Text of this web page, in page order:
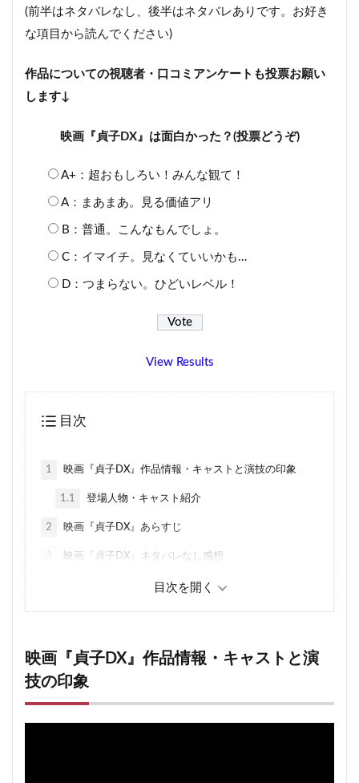
(前半はネタバレなし、後半はネタバレありです。お好き
な項目から読んでください)
作品についての視聴者・口コミアンケートも投票お願い
します↓
映画『貞子DX』は面白かった？(投票どうぞ)
A+：超おもしろい！みんな観て！
A：まあまあ。見る価値アリ
B：普通。こんなもんでしょ。
C：イマイチ。見なくていいかも…
D：つまらない。ひどいレベル！
View Results
目次
1 映画『貞子DX』作品情報・キャストと演技の印象
1.1 登場人物・キャスト紹介
2 映画『貞子DX』あらすじ
映画『貞子DX』ネタバレなし感想
映画『貞子DX』ネタバレ感想・酷評
4.1 怖いというより笑える
4.3
5 貞子DX 徹底考察
映画『貞子DX』作品情報・キャストと演
技の印象